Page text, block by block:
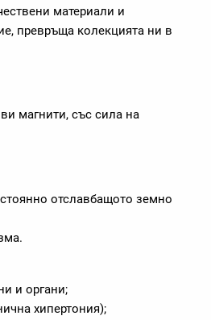
материали и
превръща колекцията ни в
магнити, със сила на
отславбащото земно
и органи;
хипертония);